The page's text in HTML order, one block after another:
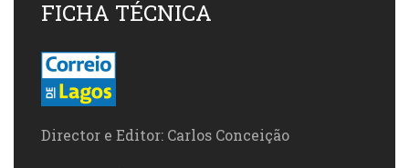
FICHA TÉCNICA
Director e Editor: Carlos Conceição